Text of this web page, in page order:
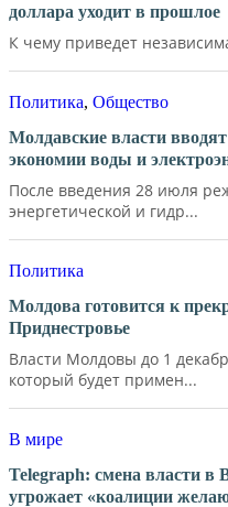
доллара уходит в прошлое
К чему приведет
Политика, Общество
Молдавские власти
экономии воды и
После введения 28 июля
энергетической и гидр...
Политика
Молдова готовится к
Приднестровье
Власти Молдовы до 1
который будет примен...
В мире
Telegraph: смена власти
угрожает «коалиции